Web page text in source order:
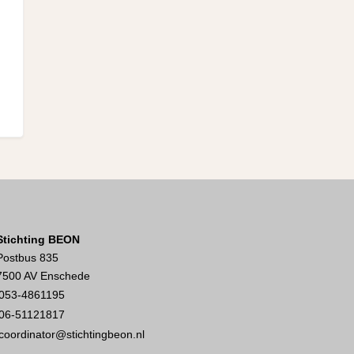
BEON
835
AV Enschede
4861195
51121817